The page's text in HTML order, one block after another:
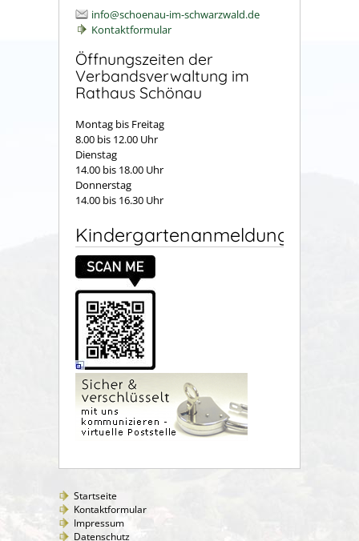
info@schoenau-im-schwarzwald.de
Kontaktformular
Öffnungszeiten der
Verbandsverwaltung im
Rathaus Schönau
Montag bis Freitag
8.00 bis 12.00 Uhr
Dienstag
14.00 bis 18.00 Uhr
Donnerstag
14.00 bis 16.30 Uhr
Kindergartenanmeldung
Startseite
Kontaktformular
Impressum
Datenschutz